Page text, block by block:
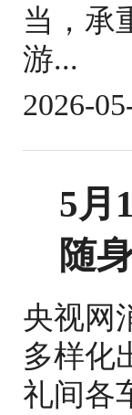
当，承
游...
2026-
5月
随
央视网
多样化
礼间各